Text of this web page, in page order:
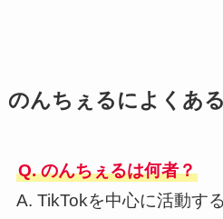
のんちぇるによくあ
Q. のんちぇるは何者？
A. TikTokを中心に活動す